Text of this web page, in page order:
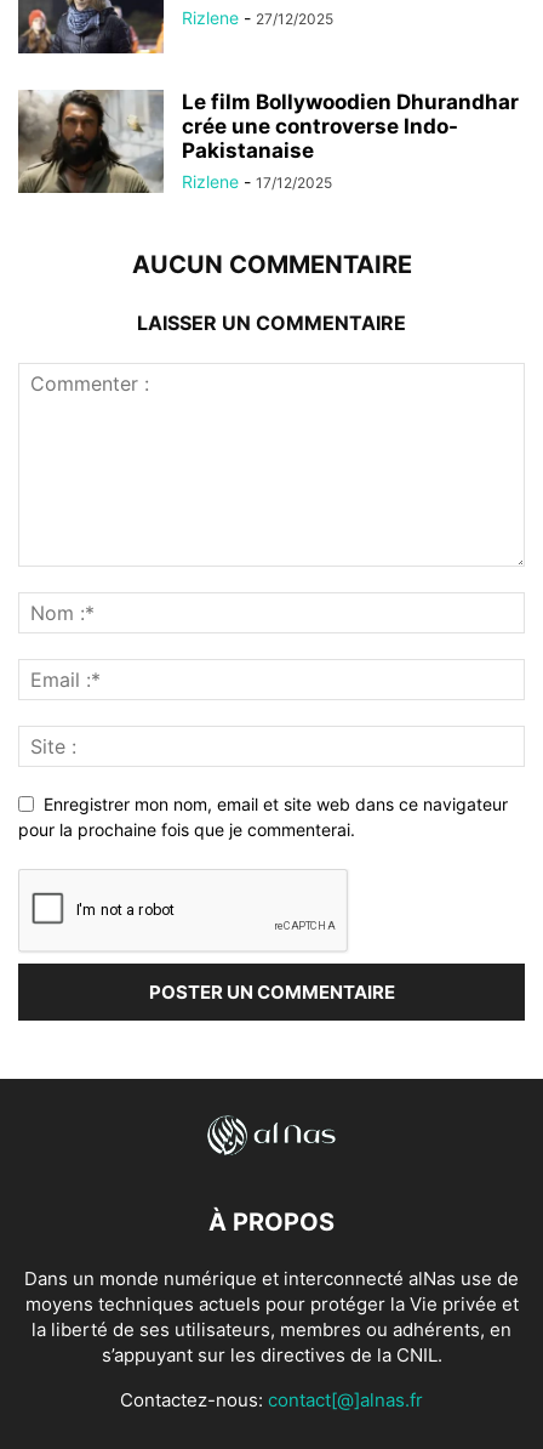
Rizlene - 27/12/2025
Le film Bollywoodien Dhurandhar
crée une controverse Indo-
Pakistanaise
Rizlene - 17/12/2025
AUCUN COMMENTAIRE
LAISSER UN COMMENTAIRE
Enregistrer mon nom, email et site web dans ce navigateur
pour la prochaine fois que je commenterai.
À PROPOS
Dans un monde numérique et interconnecté alNas use de
moyens techniques actuels pour protéger la Vie privée et
la liberté de ses utilisateurs, membres ou adhérents, en
s’appuyant sur les directives de la CNIL.
Contactez-nous: contact[@]alnas.fr